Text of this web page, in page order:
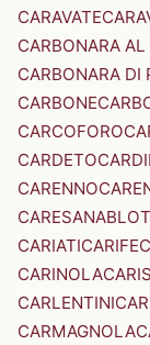
CARAVATE
CARBONARA
CARBONARA DI
CARBONE
CARCOFORO
CARDETO
CARENNO
CARESANABLOT
CARIATICARIFE
CARINOLA
CARLENTINI
CARMAGNOLA